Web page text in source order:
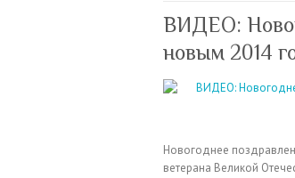
ВИДЕО:
новым 2014
Новогоднее
ветерана Великой